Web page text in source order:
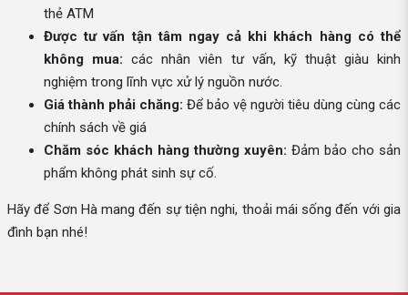
thẻ ATM
Được tư vấn tận tâm ngay cả khi khách hàng có thể
không mua: các nhân viên tư vấn, kỹ thuật giàu kinh
nghiệm trong lĩnh vực xử lý nguồn nước.
Giá thành phải chăng: Để bảo vệ người tiêu dùng cùng các
chính sách về giá
Chăm sóc khách hàng thường xuyên: Đảm bảo cho sản
phẩm không phát sinh sự cố.
Hãy để Sơn Hà mang đến sự tiện nghi, thoải mái sống đến với gia
đình bạn nhé!